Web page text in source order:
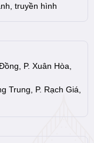
truyền hình
P. Xuân Hòa,
Trung, P. Rạch Giá,